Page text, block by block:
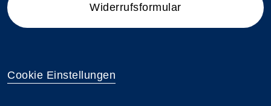
Widerrufsformular
Cookie Einstellungen